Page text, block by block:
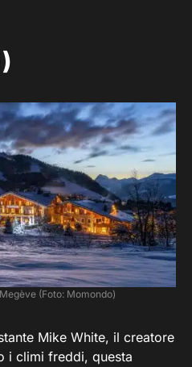
(Foto: Momondo)
Mike White, il creatore
i climi freddi, questa